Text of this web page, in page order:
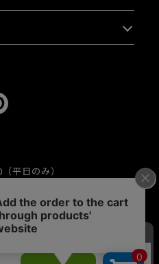
平日のみ）
2-16-26 1F・2F
。
CO., LTD.All right reserved.